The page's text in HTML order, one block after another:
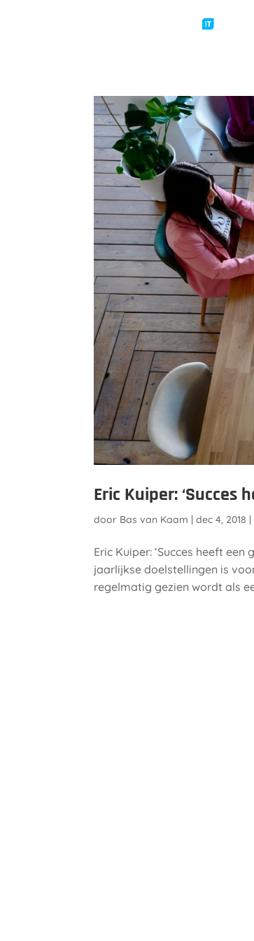
Eric Kuiper:
door Bas van Kaam |dec 4, 2018
Eric Kuiper: ‘Succes heeft
jaarlijkse doelstellingen is
regelmatig gezien wordt als